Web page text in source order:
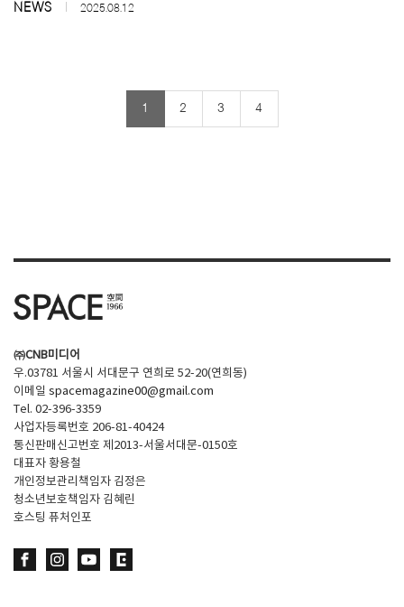
NEWS 2025.08.12
1 2 3 4
㈜CNB미디어
우.03781 서울시 서대문구 연희로 52-20(연희동)
이메일 spacemagazine00@gmail.com
Tel. 02-396-3359
사업자등록번호 206-81-40424
통신판매신고번호 제2013-서울서대문-0150호
대표자 황용철
개인정보관리책임자 김정은
청소년보호책임자 김혜린
호스팅 퓨처인포